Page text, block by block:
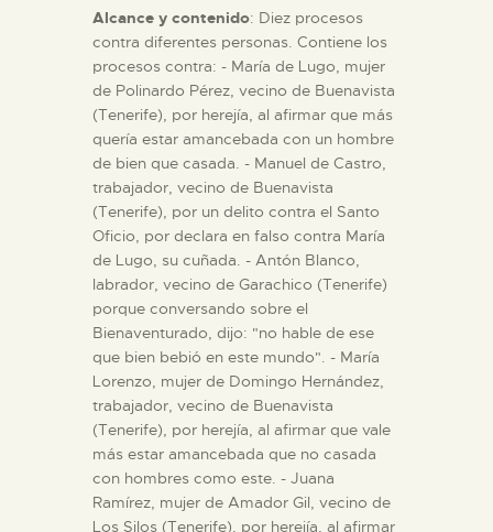
Alcance y contenido: Diez procesos
contra diferentes personas. Contiene los
procesos contra: - María de Lugo, mujer
de Polinardo Pérez, vecino de Buenavista
(Tenerife), por herejía, al afirmar que más
quería estar amancebada con un hombre
de bien que casada. - Manuel de Castro,
trabajador, vecino de Buenavista
(Tenerife), por un delito contra el Santo
Oficio, por declara en falso contra María
de Lugo, su cuñada. - Antón Blanco,
labrador, vecino de Garachico (Tenerife)
porque conversando sobre el
Bienaventurado, dijo: "no hable de ese
que bien bebió en este mundo". - María
Lorenzo, mujer de Domingo Hernández,
trabajador, vecino de Buenavista
(Tenerife), por herejía, al afirmar que vale
más estar amancebada que no casada
con hombres como este. - Juana
Ramírez, mujer de Amador Gil, vecino de
Los Silos (Tenerife), por herejía, al afirmar